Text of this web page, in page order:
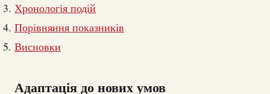
Хронологія подій
Порівняння показників
Висновки
Адаптація до нових умов